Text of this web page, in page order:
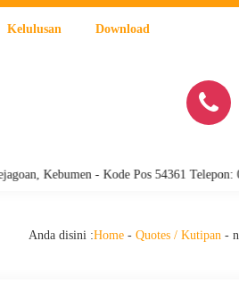
Kelulusan Download
Kebumen - Kode Pos 54361 Telepon:
Anda disini :Home- Quotes / Kutipan-